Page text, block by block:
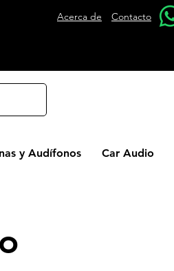
Acerca de Contacto
y Audífonos Car Audio